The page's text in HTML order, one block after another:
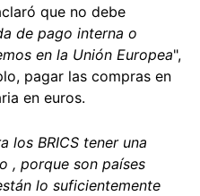
que no debe
de pago interna o
en la Unión Europea",
pagar las compras en
en euros.
los BRICS tener una
, porque son países
lo suficientemente